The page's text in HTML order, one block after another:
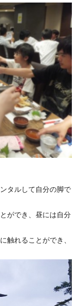
タルして自分の脚で
ができ、昼には自分
触れることができ、